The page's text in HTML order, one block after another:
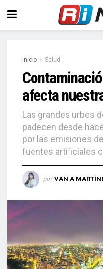
Inicio Salud
afecta
Las grandes urbes
padecen desde
por las emisiones
fuentes artificiales
por VANIA